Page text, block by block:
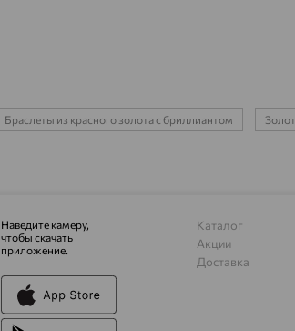
Браслеты из красного золота с бриллиантом
Наведите камеру,
чтобы скачать
приложение.
Каталог
Акции
Доставка